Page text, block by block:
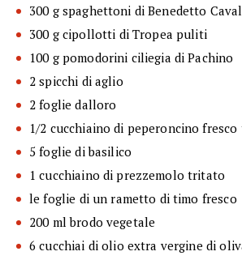
300 g spaghettoni di Benedetto
300 g cipollotti di Tropea puliti
100 g pomodorini ciliegia di Pachino
2 spicchi di aglio
2 foglie dalloro
1/2 cucchiaino di peperoncino
5 foglie di basilico
1 cucchiaino di prezzemolo tritato
le foglie di un rametto di timo fresco
200 ml brodo vegetale
6 cucchiai di olio extra vergine di